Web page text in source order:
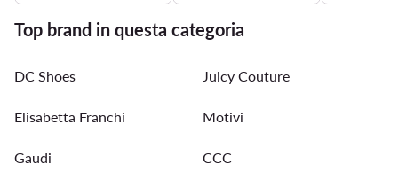
Top brand in questa categoria
DC Shoes Juicy Couture
Elisabetta Franchi Motivi
Gaudi CCC